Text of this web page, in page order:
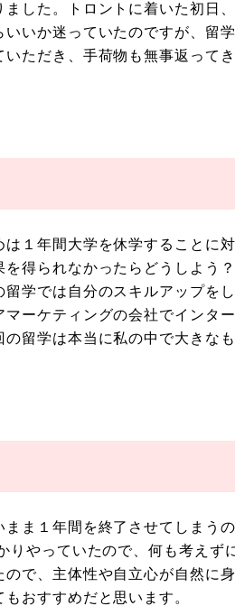
した。トロントに着いた初日
いか迷っていたのですが、留
ただき、手荷物も無事返ってき
１年間大学を休学することに
得られなかったらどうしよう
学では自分のスキルアップを
ーケティングの会社でインタ
留学は本当に私の中で大きなも
ま１年間を終了させてしまう
やっていたので、何も考えず
で、主体性や自立心が自然に
おすすめだと思います。